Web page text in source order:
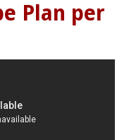
Plan per